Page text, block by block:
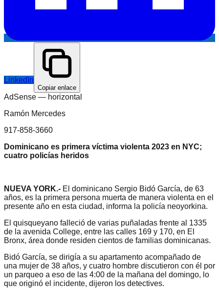
LinkedIn
Copiar enlace
AdSense — horizontal
Ramón Mercedes
917-858-3660
Dominicano es primera víctima violenta 2023 en NYC;
cuatro policías heridos
NUEVA YORK.- El dominicano Sergio Bidó García, de 63
años, es la primera persona muerta de manera violenta en el
presente año en esta ciudad, informa la policía neoyorkina.
El quisqueyano falleció de varias puñaladas frente al 1335
de la avenida College, entre las calles 169 y 170, en El
Bronx, área donde residen cientos de familias dominicanas.
Bidó García, se dirigía a su apartamento acompañado de
una mujer de 38 años, y cuatro hombre discutieron con él por
un parqueo a eso de las 4:00 de la mañana del domingo, lo
que originó el incidente, dijeron los detectives.